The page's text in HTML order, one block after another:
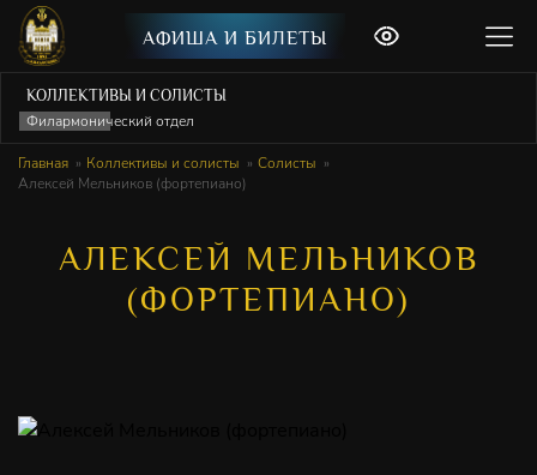
АФИША И БИЛЕТЫ
КОЛЛЕКТИВЫ И СОЛИСТЫ
Филармонический отдел
Главная Коллективы и солисты
Солисты
Алексей Мельников (фортепиано)
АЛЕКСЕЙ МЕЛЬНИКОВ
(ФОРТЕПИАНО)